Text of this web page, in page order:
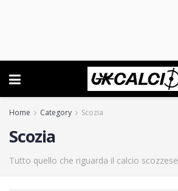
Home Category Scozia
Scozia
Tutto quello che riguarda il calcio scozzese